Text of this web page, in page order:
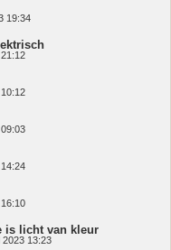
19:34
is licht van kleur
2023 13:23